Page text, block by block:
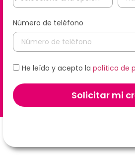
Número de teléfono
He leído y acepto la política de
Solicitar mi